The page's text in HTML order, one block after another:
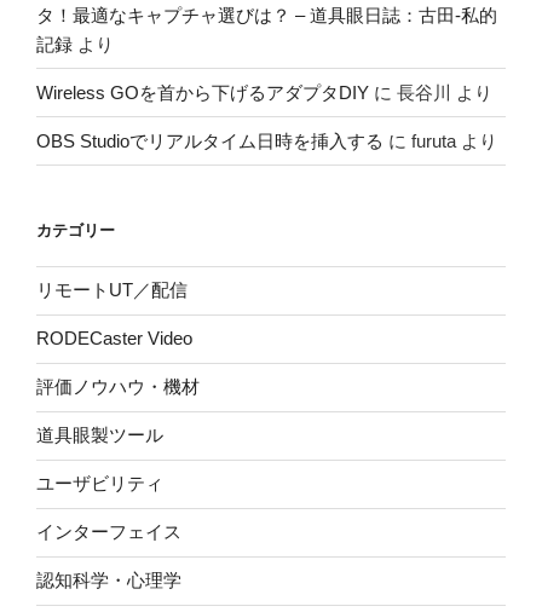
タ！最適なキャプチャ選びは？ – 道具眼日誌：古田-私的
記録 より
Wireless GOを首から下げるアダプタDIY に 長谷川 より
OBS Studioでリアルタイム日時を挿入する に furuta より
カテゴリー
リモートUT／配信
RODECaster Video
評価ノウハウ・機材
道具眼製ツール
ユーザビリティ
インターフェイス
認知科学・心理学